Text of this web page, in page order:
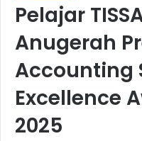
Pelajar
Anugerah
Accounting
Excellence
2025